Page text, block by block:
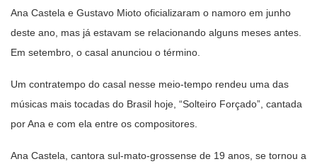
Ana Castela e Gustavo Mioto oficializaram o namoro em junho
deste ano, mas já estavam se relacionando alguns meses antes.
Em setembro, o casal anunciou o término.
Um contratempo do casal nesse meio-tempo rendeu uma das
músicas mais tocadas do Brasil hoje, “Solteiro Forçado”, cantada
por Ana e com ela entre os compositores.
Ana Castela, cantora sul-mato-grossense de 19 anos, se tornou a